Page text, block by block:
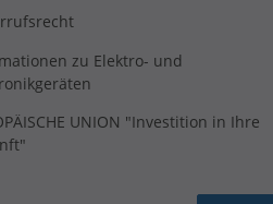
zu Elektro- und
UNION "Investition in Ihre